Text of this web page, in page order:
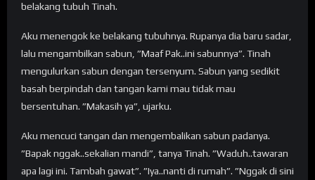
belakang tubuh Tinah.
Aku menengok ke belakang tubuhnya. Rupanya dia baru sadar,
lalu mengambilkan sabun, ”Maaf Pak..ini sabunnya”. Tinah
mengulurkan sabun dengan tersenyum. Sabun yang sedikit
basah berpindah dan tangan kami mau tidak mau
bersentuhan. ”Makasih ya”, ujarku.
Aku mencuci tangan dan mengembalikan sabun padanya.
”Bapak nggak..sekalian mandi”, tanya Tinah. ”Waduh..tawaran
apa lagi ini. Tambah gawat”. ”Iya..nanti di rumah”. ”Nggak di sini